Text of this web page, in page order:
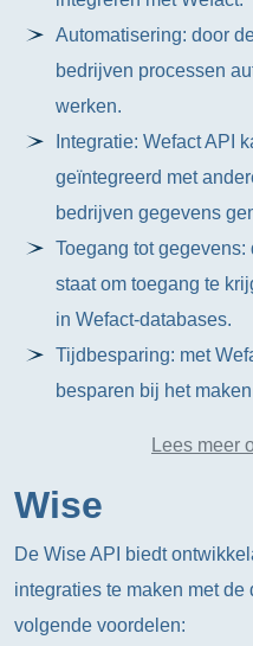
Automatisering: door
bedrijven processen
werken.
Integratie: Wefact API
geïntegreerd met
bedrijven gegevens
Toegang tot
staat om toegang te
in Wefact-databases.
Tijdbesparing: met
besparen bij het
Lees meer
Wise
De Wise API biedt
integraties te maken met
volgende voordelen: